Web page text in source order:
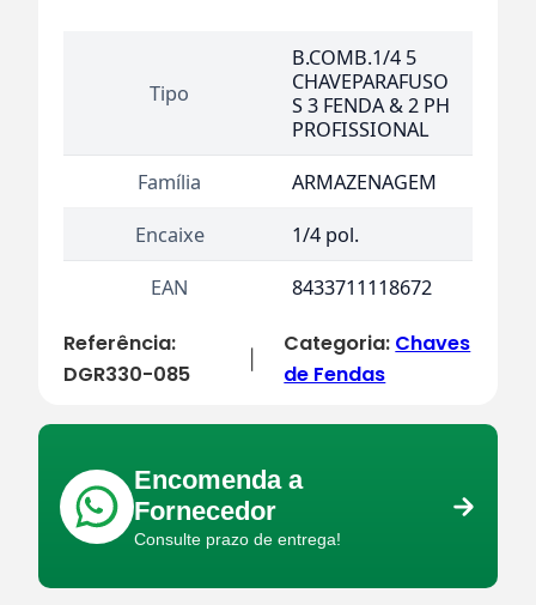
Tipo
B.COMB.1/4 5
CHAVEPARAFUSO
S 3 FENDA & 2 PH
PROFISSIONAL
Família
ARMAZENAGEM
Encaixe
1/4 pol.
EAN
8433711118672
Referência:
DGR330-085
Categoria: Chaves
de Fendas
Encomenda a
Fornecedor
Consulte prazo de entrega!